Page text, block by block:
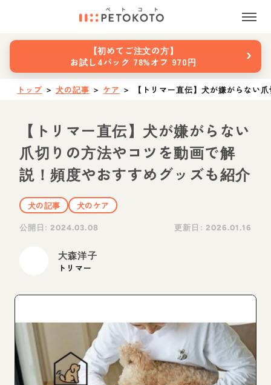
【初めてご注文の方】
お試し4パック 78%オフ 970円
›
トップ ＞ 犬の記事 ＞ ケア ＞ 【トリマー直伝】犬が嫌がらない
【トリマー直伝】犬が嫌がらない
爪切りの方法やコツを動画で解
説！頻度やおすすめグッズも紹介
犬の記事
犬のケア
公開日:2024.03.08 更新日: 2026.01.16
大森洋子
トリマー